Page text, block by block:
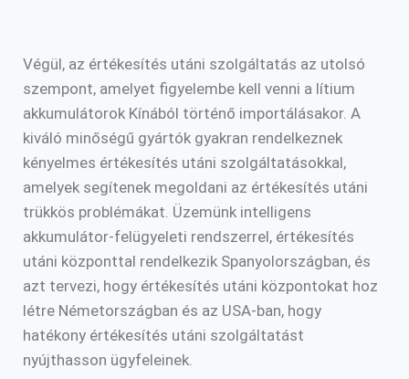
Végül, az értékesítés utáni szolgáltatás az utolsó
szempont, amelyet figyelembe kell venni a lítium
akkumulátorok Kínából történő importálásakor. A
kiváló minőségű gyártók gyakran rendelkeznek
kényelmes értékesítés utáni szolgáltatásokkal,
amelyek segítenek megoldani az értékesítés utáni
trükkös problémákat. Üzemünk intelligens
akkumulátor-felügyeleti rendszerrel, értékesítés
utáni központtal rendelkezik Spanyolországban, és
azt tervezi, hogy értékesítés utáni központokat hoz
létre Németországban és az USA-ban, hogy
hatékony értékesítés utáni szolgáltatást
nyújthasson ügyfeleinek.